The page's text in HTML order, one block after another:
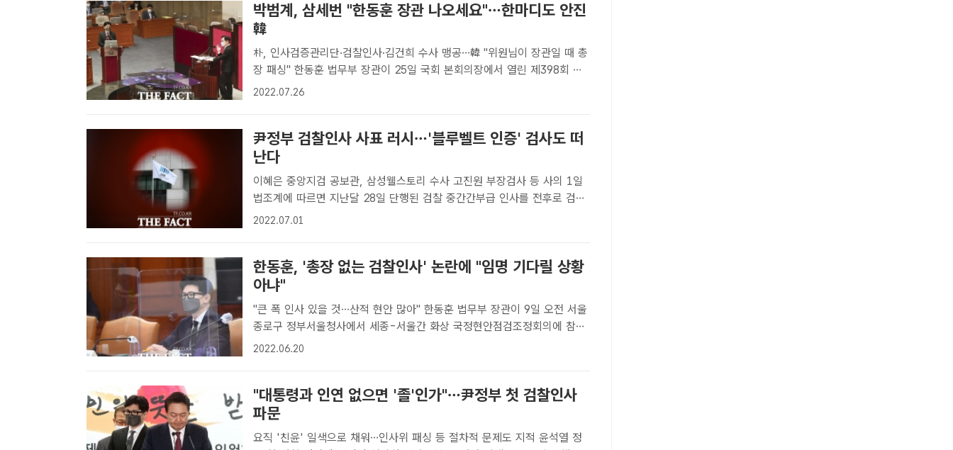
박범계, 삼세번 "한동훈 장관 나오세요"…한마디도 안진
韓
朴, 인사검증관리단·검찰인사·김건희 수사 맹공…韓 "위원님이 장관일 때 총
장 패싱" 한동훈 법무부 장관이 25일 국회 본회의장에서 열린 제398회 국
회(임시회) 제5차 본회의 정치·외교·통일·안보 분야 대정부 질문에서 더불어
2022.07.26
尹정부 검찰인사 사표 러시…'블루벨트 인증' 검사도 떠
난다
이혜은 중앙지검 공보관, 삼성웰스토리 수사 고진원 부장검사 등 사의 1일
법조계에 따르면 지난달 28일 단행된 검찰 중간간부급 인사를 전후로 검사
들이 법무부에 연이어 사표를 제출하고 있다. /더팩트 DB[더팩트ㅣ김세정
2022.07.01
한동훈, '총장 없는 검찰인사' 논란에 "임명 기다릴 상황
아냐"
"큰 폭 인사 있을 것…산적 현안 많아" 한동훈 법무부 장관이 9일 오전 서울
종로구 정부서울청사에서 세종-서울간 화상 국정현안점검조정회의에 참석
하고 있다. /이동률 기자[더팩트ㅣ김세정 기자] 한동훈 법무부 장관은 검찰
2022.06.20
"대통령과 인연 없으면 '졸'인가"…尹정부 첫 검찰인사
파문
요직 '친윤' 일색으로 채워…인사위 패싱 등 절차적 문제도 지적 윤석열 정